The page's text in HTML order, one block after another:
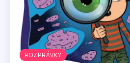
ROZPRÁVKY